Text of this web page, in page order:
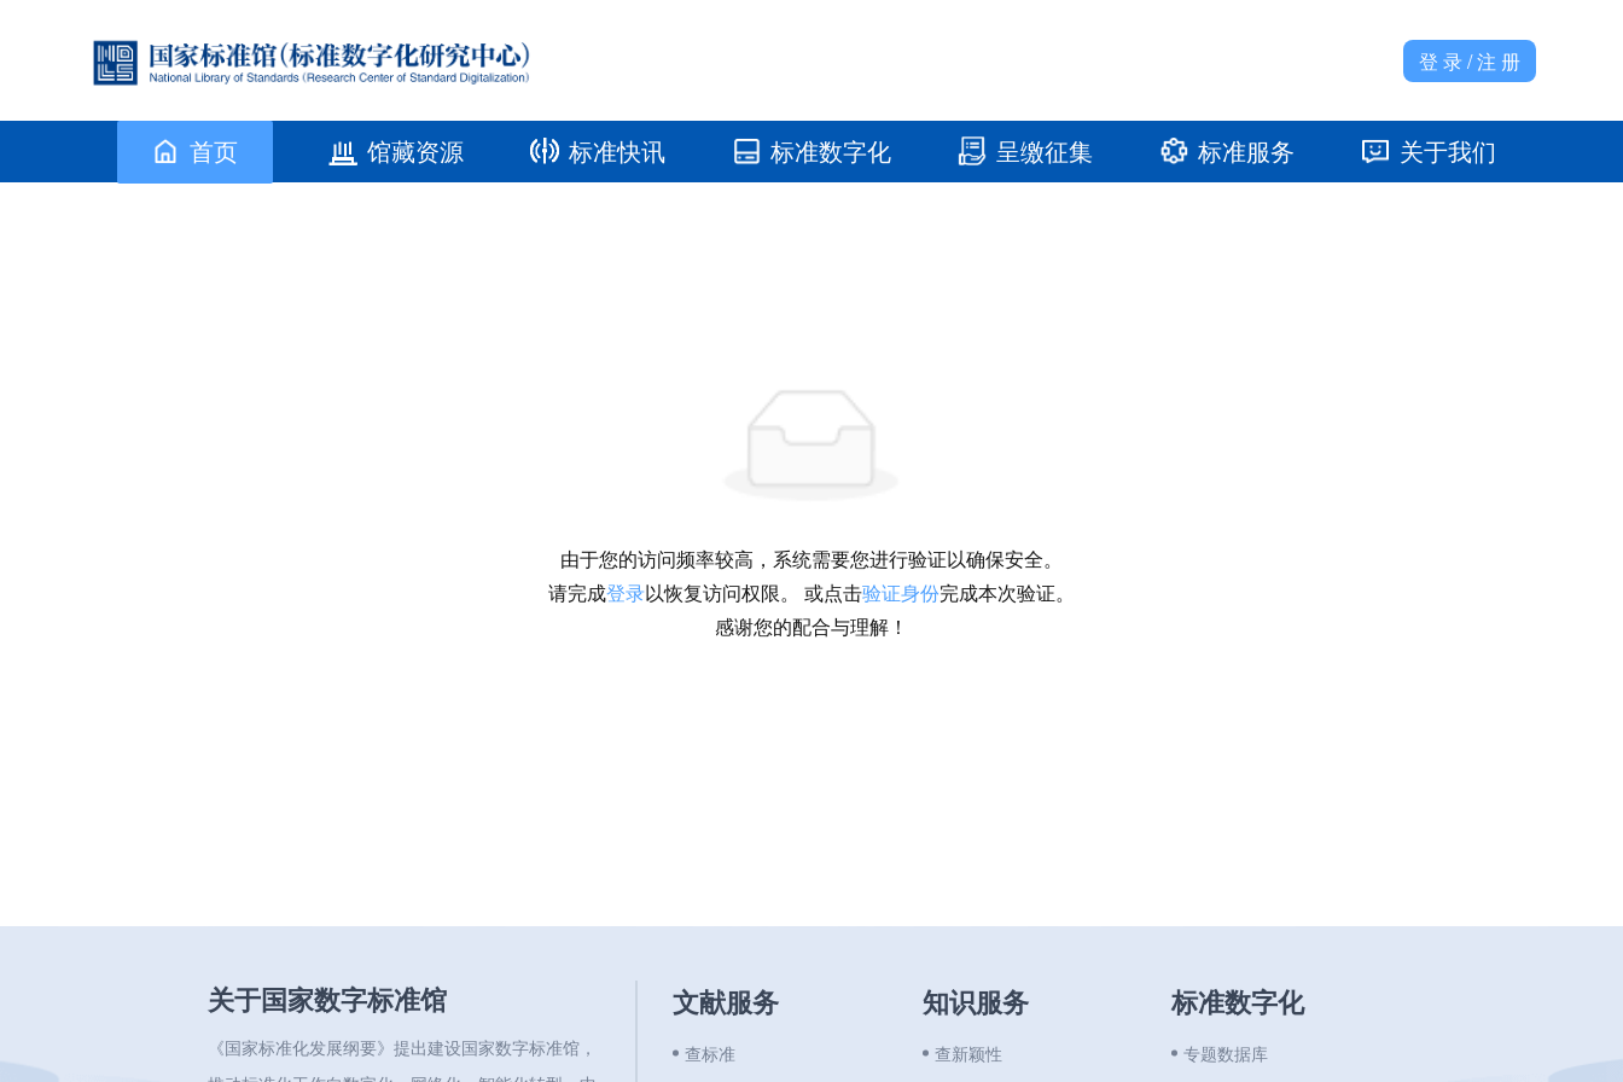
登 录 / 注 册
首页 馆藏资源 标准快讯 标准数字化 呈缴征集 标准服务 关于我们
由于您的访问频率较高，系统需要您进行验证以确保安全。
请完成登录以恢复访问权限。 或点击验证身份完成本次验证。
感谢您的配合与理解！
关于国家数字标准馆
《国家标准化发展纲要》提出建设国家数字标准馆，
文献服务
查标准
知识服务
查新颖性
标准数字化
专题数据库